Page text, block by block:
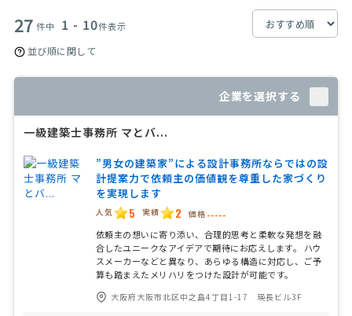
27 件中 1 - 10件表示
並び順に関して
企業を選択する
一級建築士事務所 マとバ...
”男女の建築家”による設計事務所ならではの設
計提案力で依頼主の価値観を尊重した家づくり
を実現します
人気 5 実績 2 価格 -----
依頼主の想いに寄り添い、合理的思考と柔軟な発想を融
合したユニークなアイデアで期待にお応えします。 ハウ
スメーカーなどと異なり、あらゆる構造に対応し、ご予
算も踏まえたメリハリをつけた設計が可能です。
大阪府大阪市北区中之島4丁目1-17 瑛長ビル3F